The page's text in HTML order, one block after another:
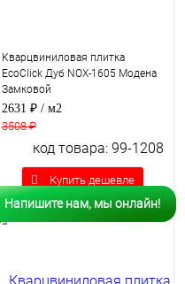
Кварцвиниловая плитка
EcoClick Дуб NOX-1605 Модена
Замковой
2631 ₽ / м2
3508 ₽
код товара: 99-1208
Купить дешевле
Напишите нам, мы онлайн!